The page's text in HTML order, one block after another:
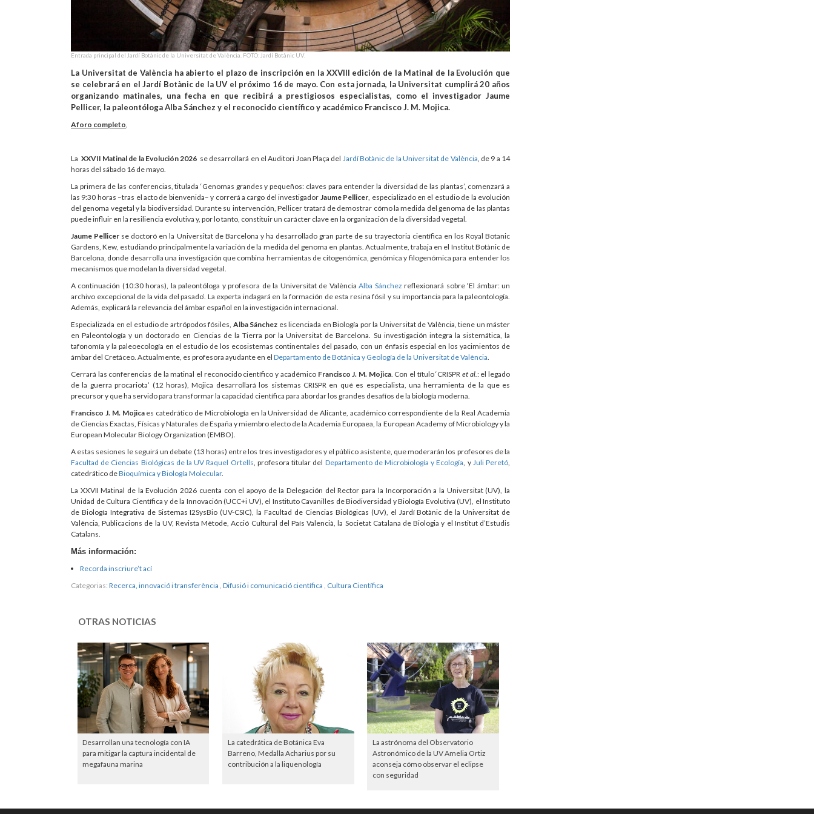
Entrada principal del Jardí Botànic de la Universitat de València. FOTO: Jardí Botànic UV.
La Universitat de València ha abierto el plazo de inscripción en la XXVIII edición de la Matinal de la Evolución que
se celebrará en el Jardí Botànic de la UV el próximo 16 de mayo. Con esta jornada, la Universitat cumplirá 20 años
organizando matinales, una fecha en que recibirá a prestigiosos especialistas, como el investigador Jaume
Pellicer, la paleontóloga Alba Sánchez y el reconocido científico y académico Francisco J. M. Mojica.
Aforo completo,
La XXVII Matinal de la Evolución 2026 se desarrollará en el Auditori Joan Plaça del Jardí Botànic de la Universitat de València, de 9 a 14
horas del sábado 16 de mayo.
La primera de las conferencias, titulada ‘Genomas grandes y pequeños: claves para entender la diversidad de las plantas’, comenzará a
las 9:30 horas –tras el acto de bienvenida– y correrá a cargo del investigador Jaume Pellicer, especializado en el estudio de la evolución
del genoma vegetal y la biodiversidad. Durante su intervención, Pellicer tratará de demostrar cómo la medida del genoma de las plantas
puede influir en la resiliencia evolutiva y, por lo tanto, constituir un carácter clave en la organización de la diversidad vegetal.
Jaume Pellicer se doctoró en la Universitat de Barcelona y ha desarrollado gran parte de su trayectoria científica en los Royal Botanic
Gardens, Kew, estudiando principalmente la variación de la medida del genoma en plantas. Actualmente, trabaja en el Institut Botànic de
Barcelona, donde desarrolla una investigación que combina herramientas de citogenómica, genómica y filogenómica para entender los
mecanismos que modelan la diversidad vegetal.
A continuación (10:30 horas), la paleontóloga y profesora de la Universitat de ValènciaAlba Sánchez reflexionará sobre ‘El ámbar: un
archivo excepcional de la vida del pasado’. La experta indagará en la formación de esta resina fósil y su importancia para la paleontología.
Además, explicará la relevancia del ámbar español en la investigación internacional.
Especializada en el estudio de artrópodos fósiles, Alba Sánchez es licenciada en Biología por la Universitat de València, tiene un máster
en Paleontología y un doctorado en Ciencias de la Tierra por la Universitat de Barcelona. Su investigación integra la sistemática, la
tafonomía y la paleoecología en el estudio de los ecosistemas continentales del pasado, con un énfasis especial en los yacimientos de
ámbar del Cretáceo. Actualmente, es profesora ayudante en el Departamento de Botánica y Geología de la Universitat de València.
Cerrará las conferencias de la matinal el reconocido científico y académico Francisco J. M. Mojica. Con el título ‘CRISPR et al.: el legado
de la guerra procariota’ (12 horas), Mojica desarrollará los sistemas CRISPR en qué es especialista, una herramienta de la que es
precursor y que ha servido para transformar la capacidad científica para abordar los grandes desafíos de la biología moderna.
Francisco J. M. Mojicaes catedrático de Microbiología en la Universidad de Alicante, académico correspondiente de la Real Academia
de Ciencias Exactas, Físicas y Naturales de España y miembro electo de la Academia Europaea, la European Academy of Microbiology y la
European Molecular Biology Organization (EMBO).
A estas sesiones le seguirá un debate (13 horas) entre los tres investigadores y el público asistente, que moderarán los profesores de la
Facultad de Ciencias Biológicas de la UV Raquel Ortells, profesora titular del Departamento de Microbiología y Ecología, y Juli Peretó,
catedrático deBioquímica y Biología Molecular.
La XXVII Matinal de la Evolución 2026 cuenta con el apoyo de la Delegación del Rector para la Incorporación a la Universitat (UV), la
Unidad de Cultura Científica y de la Innovación (UCC+i UV), el Instituto Cavanilles de Biodiversidad y Biología Evolutiva (UV), el Instituto
de Biología Integrativa de Sistemas I2SysBio (UV-CSIC), la Facultad de Ciencias Biológicas (UV), el Jardí Botànic de la Universitat de
València, Publicacions de la UV, Revista Mètode, Acció Cultural del País Valencià, la Societat Catalana de Biologia y el Institut d’Estudis
Catalans.
Más información:
Recorda inscriure’t ací
Categorias: Recerca, innovació i transferència , Difusió i comunicació científica , Cultura Científica
OTRAS NOTICIAS
Desarrollan una tecnología con IA
para mitigar la captura incidental de
megafauna marina
La catedrática de Botánica Eva
Barreno, Medalla Acharius por su
contribución a la liquenología
La astrónoma del Observatorio
Astronómico de la UV Amelia Ortiz
aconseja cómo observar el eclipse
con seguridad